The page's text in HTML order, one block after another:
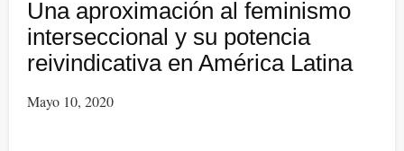
la
vida,
por
vida
Una aproximación al feminismo
interseccional y su potencia
reivindicativa en América Latina
Mayo 10, 2020